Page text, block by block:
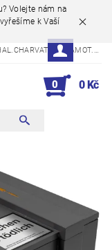
Volejte nám na
k Vaší
0 0 Kč